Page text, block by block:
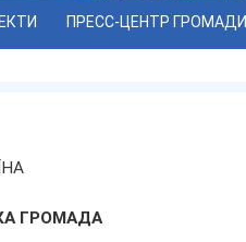
ПРЕСС-ЦЕНТР ГРОМАДИ
ГРОМАДА